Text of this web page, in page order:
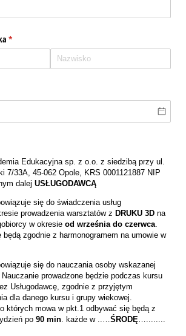
*
(wymagane)
Edukacyjna sp. z o.o. z siedzibą przy ul.
7/33A, 45-062 Opole, KRS 0001121887 NIP
dalej USŁUGODAWCĄ
się do świadczenia usług
prowadzenia warsztatów z DRUKU 3D na
w okresie od września do czerwca.
zgodnie z harmonogramem na umowie w
się do nauczania osoby wskazanej
Nauczanie prowadzone będzie podczas kursu
Usługodawcę, zgodnie z przyjętym
dla danego kursu i grupy wiekowej.
których mowa w pkt.1 odbywać się będą z
po 90 min. każde w ..…ŚRODĘ…........